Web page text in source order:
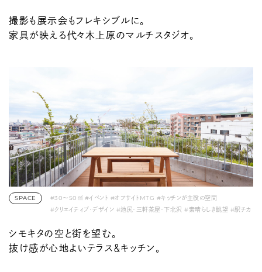
撮影も展示会もフレキシブルに。
家具が映える代々木上原のマルチスタジオ。
SPACE #30〜50㎡ #イベント #オフサイトMTG #キッチンが主役の空間
#クリエイティブ・デザイン #池尻・三軒茶屋・下北沢 #素晴らしき眺望 #駅チカ
シモキタの空と街を望む。
抜け感が心地よいテラス＆キッチン。